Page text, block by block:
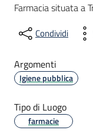
Farmacia situata a
Condividi
Argomenti
Igiene pubblica
Tipo di Luogo
farmacie